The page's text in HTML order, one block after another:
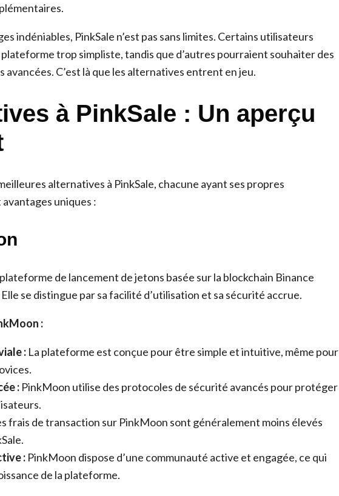
indéniables, PinkSale n’est pas sans limites. Certains utilisateurs
trop simpliste, tandis que d’autres pourraient souhaiter des
C’est là que les alternatives entrent en jeu.
à PinkSale : Un aperçu
alternatives à PinkSale, chacune ayant ses propres
uniques :
de lancement de jetons basée sur la blockchain Binance
Elle se distingue par sa facilité d’utilisation et sa sécurité accrue.
:
: La plateforme est conçue pour être simple et intuitive, même pour
: PinkMoon utilise des protocoles de sécurité avancés pour protéger
frais de transaction sur PinkMoon sont généralement moins élevés
: PinkMoon dispose d’une communauté active et engagée, ce qui
de la plateforme.